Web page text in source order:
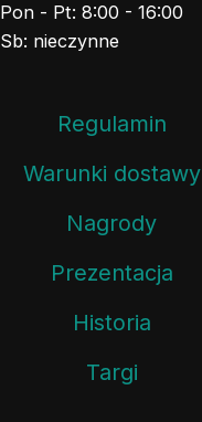
Pon - Pt: 8:00 - 16:00
Sb: nieczynne
Regulamin
Warunki dostawy
Nagrody
Prezentacja
Historia
Targi